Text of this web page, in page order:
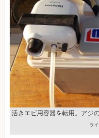
活きエビ用容器を転用。アジ
ラ